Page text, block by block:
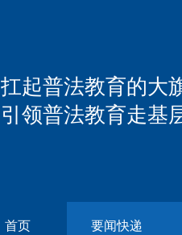
扛起普法教育的大
引领普法教育走基
首页 要闻快递